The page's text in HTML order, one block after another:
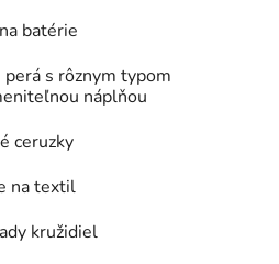
batérie
perá s rôznym typom
náplňou
ceruzky
na textil
kružidiel